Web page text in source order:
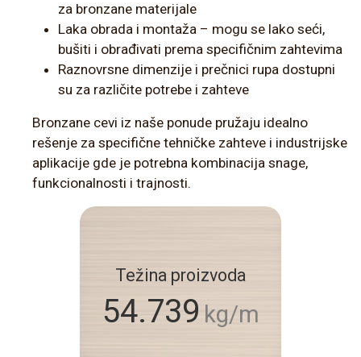
za bronzane materijale
Laka obrada i montaža – mogu se lako seći,
bušiti i obrađivati prema specifičnim zahtevima
Raznovrsne dimenzije i prečnici rupa dostupni
su za različite potrebe i zahteve
Bronzane cevi iz naše ponude pružaju idealno
rešenje za specifične tehničke zahteve i industrijske
aplikacije gde je potrebna kombinacija snage,
funkcionalnosti i trajnosti.
Težina proizvoda
54.739 kg/m